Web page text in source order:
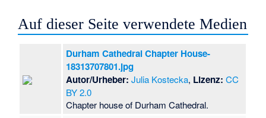
Auf dieser Seite verwendete Medien
Durham Cathedral Chapter House-
18313707801.jpg
Autor/Urheber: Julia Kostecka, Lizenz: CC
BY 2.0
Chapter house of Durham Cathedral.